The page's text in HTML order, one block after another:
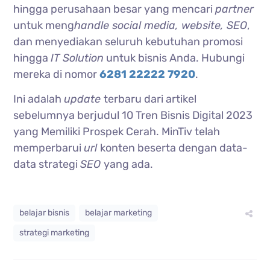
hingga perusahaan besar yang mencaripartner
untuk menghandle social media, website, SEO,
dan menyediakan seluruh kebutuhan promosi
hinggaIT Solution untuk bisnis Anda. Hubungi
mereka di nomor 6281 22222 7920.
Ini adalahupdateterbaru dari artikel
sebelumnya berjudul 10 Tren Bisnis Digital 2023
yang Memiliki Prospek Cerah. MinTiv telah
memperbaruiurl konten beserta dengan data-
data strategiSEO yang ada.
belajar bisnis
belajar marketing
strategi marketing